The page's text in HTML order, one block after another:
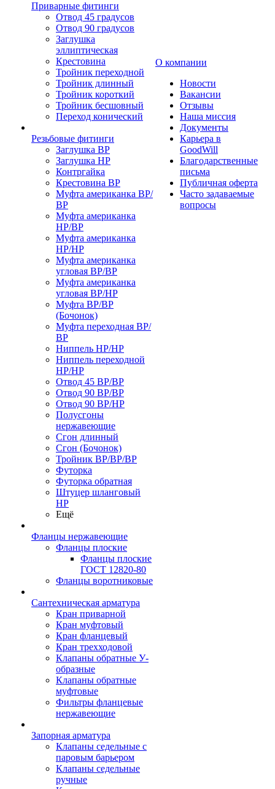
Приварные фитинги
Отвод 45 градусов
Отвод 90 градусов
Заглушка
эллиптическая
Крестовина
Тройник переходной
Тройник длинный
Тройник короткий
Тройник бесшовный
Переход конический
Резьбовые фитинги
Заглушка ВР
Заглушка НР
Контргайка
Крестовина ВР
Муфта американка ВР/
ВР
Муфта американка
НР/ВР
Муфта американка
НР/НР
Муфта американка
угловая ВР/ВР
Муфта американка
угловая ВР/НР
Муфта ВР/ВР
(Бочонок)
Муфта переходная ВР/
ВР
Ниппель НР/НР
Ниппель переходной
НР/НР
Отвод 45 ВР/ВР
Отвод 90 ВР/ВР
Отвод 90 ВР/НР
Полусгоны
нержавеющие
Сгон длинный
Сгон (Бочонок)
Тройник ВР/ВР/ВР
Футорка
Футорка обратная
Штуцер шланговый
НР
Ещё
Фланцы нержавеющие
Фланцы плоские
Фланцы плоские
ГОСТ 12820-80
Фланцы воротниковые
Сантехническая арматура
Кран приварной
Кран муфтовый
Кран фланцевый
Кран трехходовой
Клапаны обратные У-
образные
Клапаны обратные
муфтовые
Фильтры фланцевые
нержавеющие
Запорная арматура
Клапаны седельные с
паровым барьером
Клапаны седельные
ручные
О компании
Новости
Вакансии
Отзывы
Наша миссия
Документы
Карьера в
GoodWill
Благодарственные
письма
Публичная оферта
Часто задаваемые
вопросы